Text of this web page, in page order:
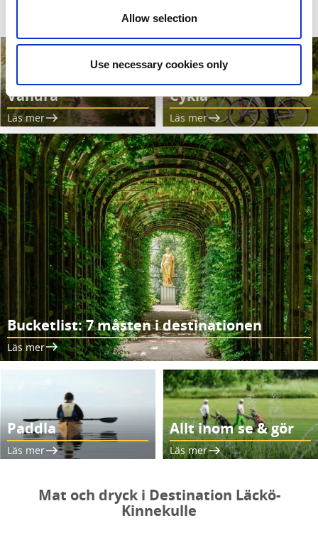
Allow selection
Use necessary cookies only
Vandra
Läs mer
Cykla
Läs mer
Bucketlist: 7 måsten i destinationen
Läs mer
Paddla
Läs mer
Allt inom se & gör
Läs mer
Mat och dryck i Destination Läckö-
Kinnekulle